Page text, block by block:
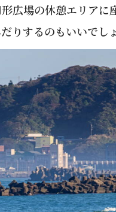
広場の休憩エリアに
りするのもいいでし